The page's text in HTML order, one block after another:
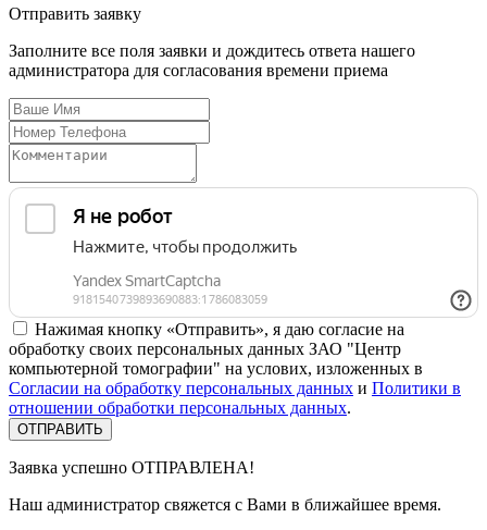
Отправить заявку
Заполните все поля заявки и дождитесь ответа нашего
администратора для согласования времени приема
Нажимая кнопку «Отправить», я даю согласие на
обработку своих персональных данных ЗАО "Центр
компьютерной томографии" на услових, изложенных в
Согласии на обработку персональных данных и Политики в
отношении обработки персональных данных.
Заявка успешно ОТПРАВЛЕНА!
Наш администратор свяжется с Вами в ближайшее время.